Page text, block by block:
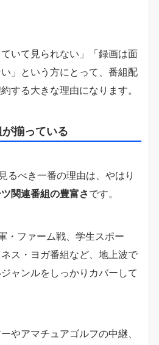
ていて見られない」「録画は面
」という方にとって、番組配
する大きな理由になります。
揃っている
るべき一番の理由は、やはり
関連番組の豊富さです。
・ファーム戦、学生スポー
ス・ヨガ番組など、地上波で
ャンルをしっかりカバーして
やアマチュアゴルフの中継、